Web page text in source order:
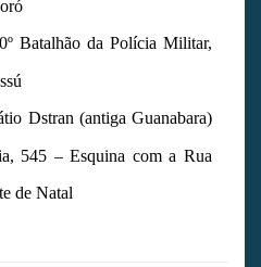
Batalhão da Polícia Militar,
Dstran (antiga Guanabara)
545 – Esquina com a Rua
de Natal